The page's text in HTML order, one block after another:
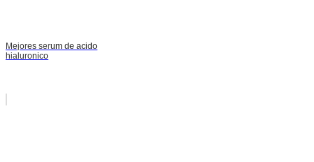
Mejores serum de acido
hialuronico